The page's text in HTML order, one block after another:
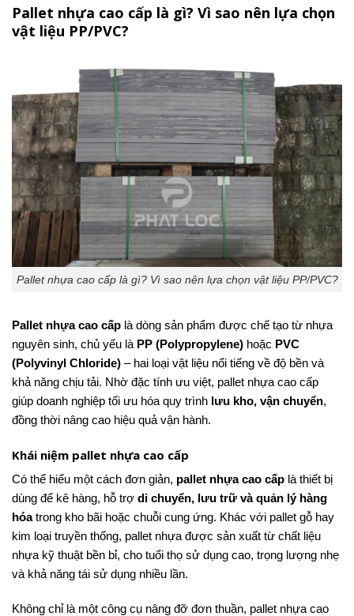
Pallet nhựa cao cấp là gì? Vì sao nên lựa chọn
vật liệu PP/PVC?
Pallet nhựa cao cấp là gì? Vì sao nên lựa chọn vật liệu PP/PVC?
Pallet nhựa cao cấp là dòng sản phẩm được chế tạo từ nhựa
nguyên sinh, chủ yếu là PP (Polypropylene) hoặc PVC
(Polyvinyl Chloride) – hai loại vật liệu nổi tiếng về độ bền và
khả năng chịu tải. Nhờ đặc tính ưu việt, pallet nhựa cao cấp
giúp doanh nghiệp tối ưu hóa quy trình lưu kho, vận chuyển,
đồng thời nâng cao hiệu quả vận hành.
Khái niệm pallet nhựa cao cấp
Có thể hiểu một cách đơn giản, pallet nhựa cao cấp là thiết bị
dùng để kê hàng, hỗ trợ di chuyển, lưu trữ và quản lý hàng
hóatrong kho bãi hoặc chuỗi cung ứng. Khác với pallet gỗ hay
kim loại truyền thống, pallet nhựa được sản xuất từ chất liệu
nhựa kỹ thuật bền bỉ, cho tuổi thọ sử dụng cao, trọng lượng nhẹ
và khả năng tái sử dụng nhiều lần.
Không chỉ là một công cụ nâng đỡ đơn thuần, pallet nhựa cao